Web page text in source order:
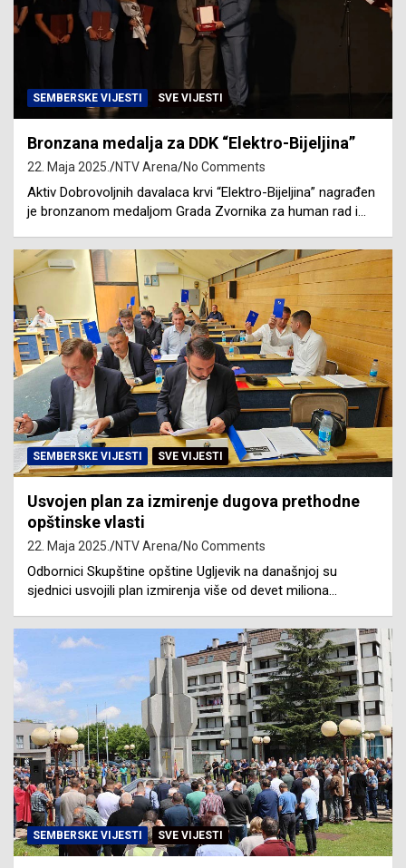
SEMBERSKE VIJESTI SVE VIJESTI
Bronzana medalja za DDK “Elektro-Bijeljina”
22. Maja 2025. NTV Arena No Comments
Aktiv Dobrovoljnih davalaca krvi “Elektro-Bijeljina” nagrađen
je bronzanom medaljom Grada Zvornika za human rad i…
SEMBERSKE VIJESTI SVE VIJESTI
Usvojen plan za izmirenje dugova prethodne
opštinske vlasti
22. Maja 2025. NTV Arena No Comments
Odbornici Skupštine opštine Ugljevik na današnjoj su
sjednici usvojili plan izmirenja više od devet miliona…
SEMBERSKE VIJESTI SVE VIJESTI